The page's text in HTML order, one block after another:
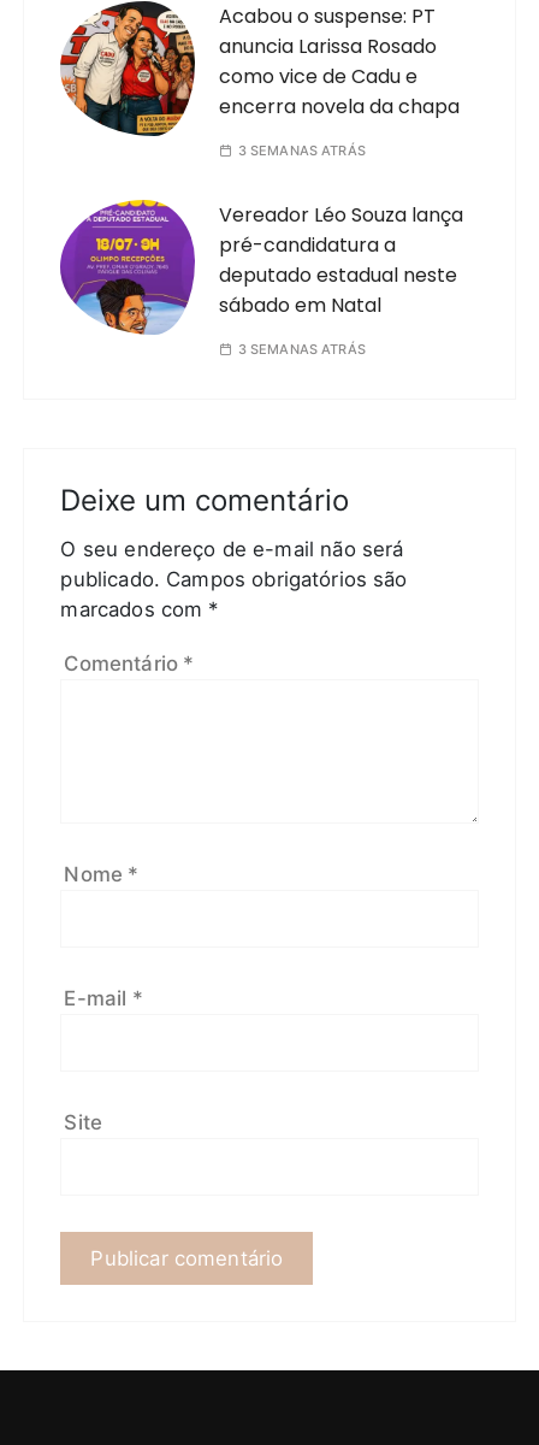
Acabou o suspense: PT
anuncia Larissa Rosado
como vice de Cadu e
encerra novela da chapa
3 SEMANAS ATRÁS
Vereador Léo Souza lança
pré-candidatura a
deputado estadual neste
sábado em Natal
3 SEMANAS ATRÁS
Deixe um comentário
O seu endereço de e-mail não será
publicado. Campos obrigatórios são
marcados com *
Comentário *
Nome *
E-mail *
Site